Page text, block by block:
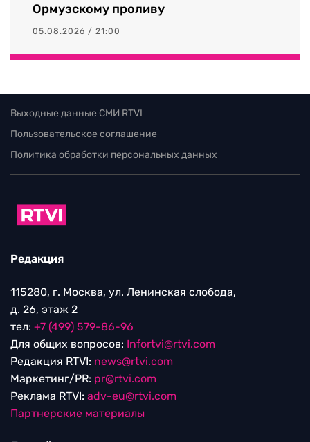
Ормузскому проливу
05.08.2026 / 21:00
Выходные данные СМИ RTVI
Пользовательское соглашение
Политика обработки персональных данных
Редакция
115280, г. Москва, ул. Ленинская слобода,
д. 26, этаж 2
тел: +7 (499) 579-86-96
Для общих вопросов: Infortvi@rtvi.com
Редакция RTVI: news@rtvi.com
Маркетинг/PR: pr@rtvi.com
Реклама RTVI: adv-eu@rtvi.com
Партнерские материалы